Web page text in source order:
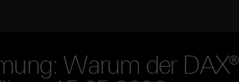
Warum der DAX®